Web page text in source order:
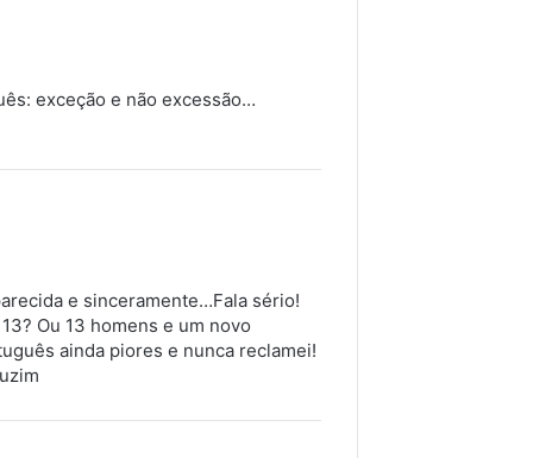
exceção e não excessão…
e sinceramente…Fala sério!
Ou 13 homens e um novo
ainda piores e nunca reclamei!